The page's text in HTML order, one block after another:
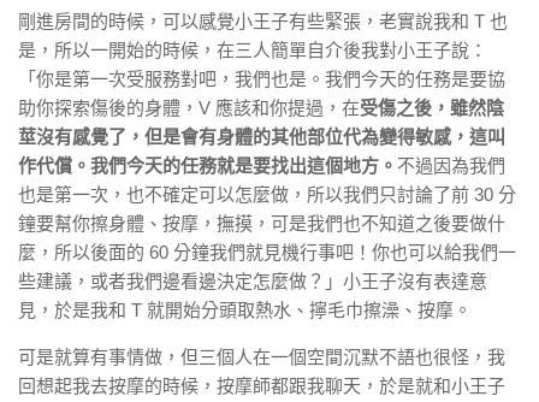
剛進房間的時候，可以感覺小王子有些緊張，老實說我和 T 也
是，所以一開始的時候，在三人簡單自介後我對小王子說：
「你是第一次受服務對吧，我們也是。我們今天的任務是要協
助你探索傷後的身體，V 應該和你提過，在受傷之後，雖然陰
莖沒有感覺了，但是會有身體的其他部位代為變得敏感，這叫
作代償。我們今天的任務就是要找出這個地方。 不過因為我們
也是第一次，也不確定可以怎麼做，所以我們只討論了前 30 分
鐘要幫你擦身體、按摩，撫摸，可是我們也不知道之後要做什
麼，所以後面的 60 分鐘我們就見機行事吧！你也可以給我們一
些建議，或者我們邊看邊決定怎麼做？」小王子沒有表達意
見，於是我和 T 就開始分頭取熱水、擰毛巾擦澡、按摩。
可是就算有事情做，但三個人在一個空間沉默不語也很怪，我
回想起我去按摩的時候，按摩師都跟我聊天，於是就和小王子